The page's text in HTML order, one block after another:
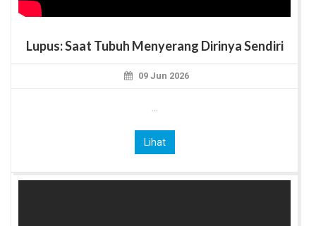
Lupus: Saat Tubuh Menyerang Dirinya Sendiri
09 Jun 2026
Lihat